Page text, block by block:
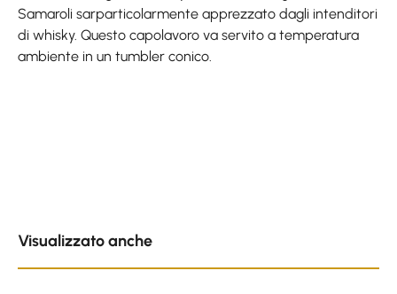
Samaroli sarparticolarmente apprezzato dagli intenditori
di whisky. Questo capolavoro va servito a temperatura
ambiente in un tumbler conico.
Visualizzato anche